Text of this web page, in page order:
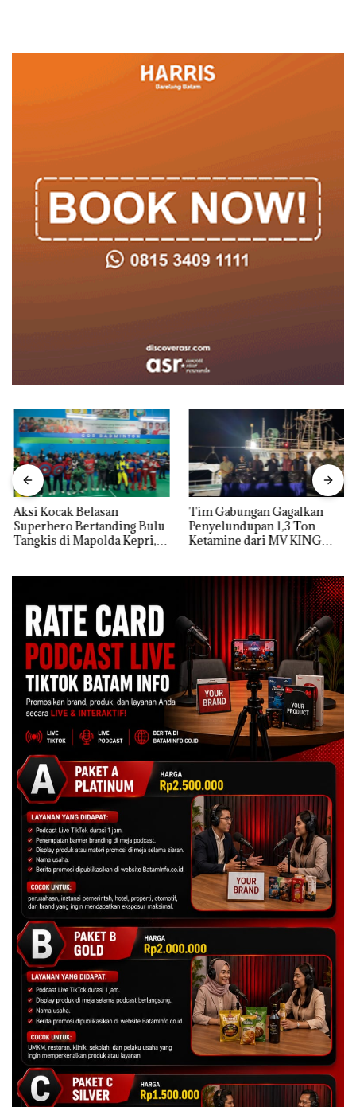
Aksi Kocak Belasan
Superhero Bertanding Bulu
Tangkis di Mapolda Kepri,
Tim Gabungan Gagalkan
Penyelundupan 1,3 Ton
Ketamine dari MV KING